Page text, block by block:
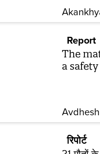
Report
The
a
रिपोर्ट